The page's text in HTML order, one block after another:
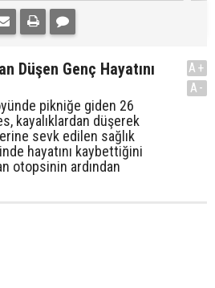
Düşen Genç Hayatını
pikniğe giden 26
kayalıklardan düşerek
sevk edilen sağlık
hayatını kaybettiğini
otopsinin ardından
A+
A-